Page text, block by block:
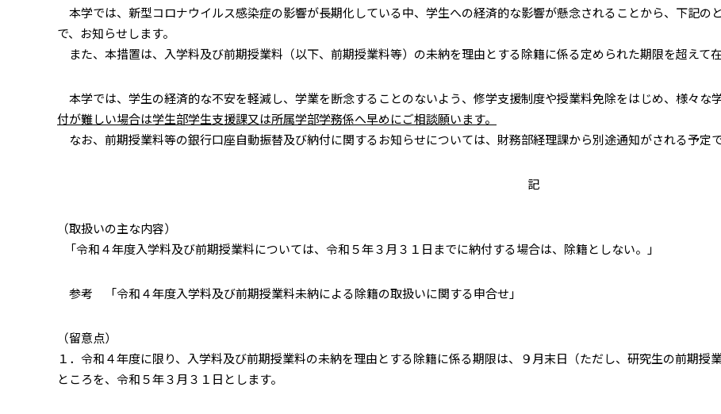
本学では、新型コロナウイルス感染症の影響が長期化している中、学生への経済的な影響が懸念されることから、下記の
で、お知らせします。
また、本措置は、入学料及び前期授業料（以下、前期授業料等）の未納を理由とする除籍に係る定められた期限を超えて在
本学では、学生の経済的な不安を軽減し、学業を断念することのないよう、修学支援制度や授業料免除をはじめ、様々な
付が難しい場合は学生部学生支援課又は所属学部学務係へ早めにご相談願います。
なお、前期授業料等の銀行口座自動振替及び納付に関するお知らせについては、財務部経理課から別途通知がされる予定
記
（取扱いの主な内容）
「令和４年度入学料及び前期授業料については、令和５年３月３１日までに納付する場合は、除籍としない。」
参考 「令和４年度入学料及び前期授業料未納による除籍の取扱いに関する申合せ」
（留意点）
１．令和４年度に限り、入学料及び前期授業料の未納を理由とする除籍に係る期限は、９月末日（ただし、研究生の前期授
ところを、令和５年３月３１日とします。